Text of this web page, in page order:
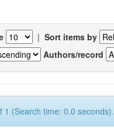
| Sort items by
Authors/record
1 (Search time: 0.0 seconds).